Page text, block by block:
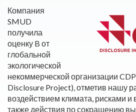
Компания
SMUD
получила
оценку B от
глобальной
экологической
некоммерческой организации
Disclosure Project), отметив нашу
воздействием климата, рисками и
также действия по сокращению